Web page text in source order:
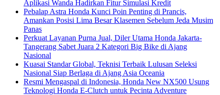
Aplikasi Wanda Hadirkan Fitur Simulasi Kredit
Pebalap Astra Honda Kunci Poin Penting di Prancis,
Amankan Posisi Lima Besar Klasemen Sebelum Jeda Musim
Panas
Perkuat Layanan Purna Jual, Diler Utama Honda Jakarta-
Tangerang Sabet Juara 2 Kategori Big Bike di Ajang
Nasional
Kuasai Standar Global, Teknisi Terbaik Lulusan Seleksi
Nasional Siap Berlaga di Ajang Asia Oceania
Resmi Mengaspal di Indonesia, Honda New NX500 Usung
Teknologi Honda E-Clutch untuk Pecinta Adventure